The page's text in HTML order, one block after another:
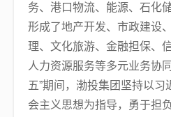
务、港口物流、能源、石化
形成了地产开发、市政建设
理、文化旅游、金融担保、
人力资源服务等多元业务协
五”期间，渤投集团坚持以
会主义思想为指导，勇于担